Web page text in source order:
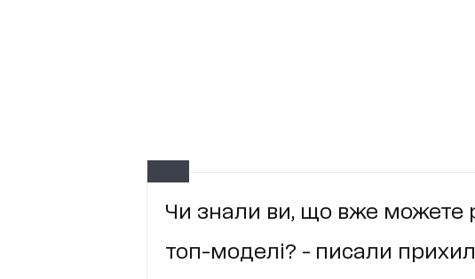
Чи знали ви, що вже можете
топ-моделі? - писали